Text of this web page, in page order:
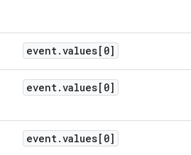
event.values[0]
event.values[0]
event.values[0]